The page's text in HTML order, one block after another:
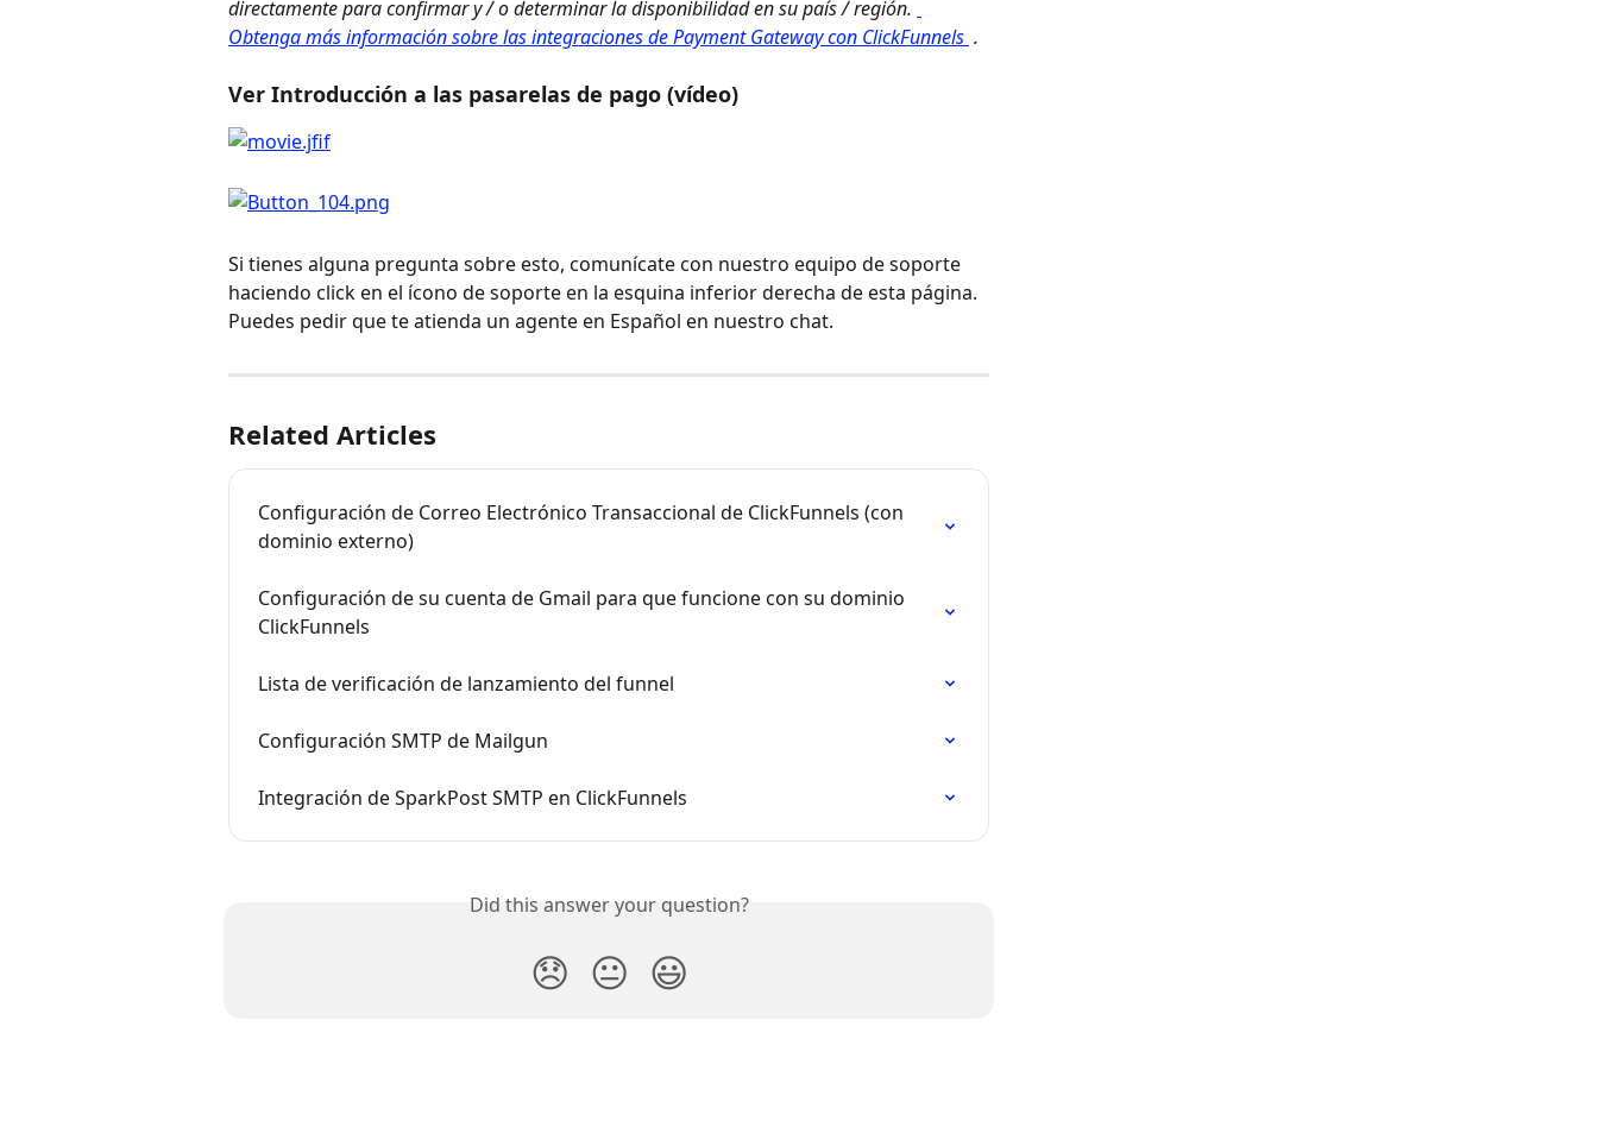
directamente para confirmar y / o determinar la disponibilidad en su país / región.
Obtenga más información sobre las integraciones de Payment Gateway con ClickFunnels .
Ver Introducción a las pasarelas de pago (vídeo)
Si tienes alguna pregunta sobre esto, comunícate con nuestro equipo de soporte
haciendo click en el ícono de soporte en la esquina inferior derecha de esta página.
Puedes pedir que te atienda un agente en Español en nuestro chat.
Related Articles
Configuración de Correo Electrónico Transaccional de ClickFunnels (con
dominio externo)
Configuración de su cuenta de Gmail para que funcione con su dominio
ClickFunnels
Lista de verificación de lanzamiento del funnel
Configuración SMTP de Mailgun
Integración de SparkPost SMTP en ClickFunnels
Did this answer your question?
😞 😐 😃